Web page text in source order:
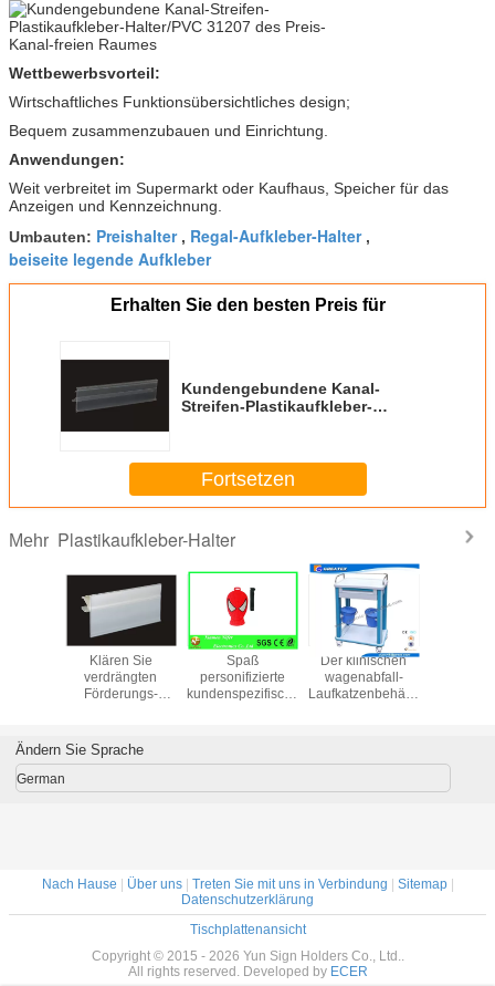
Wettbewerbsvorteil:
Wirtschaftliches Funktionsübersichtliches design;
Bequem zusammenzubauen und Einrichtung.
Anwendungen:
Weit verbreitet im Supermarkt oder Kaufhaus, Speicher für das
Anzeigen und Kennzeichnung.
Umbauten: Preishalter, Regal-Aufkleber-Halter,
beiseite legende Aufkleber
Erhalten Sie den besten Preis für
Kundengebundene Kanal-
Streifen-Plastikaufkleber-
Fortsetzen
Mehr Plastikaufkleber-Halter
31203
Klären Sie
verdrängten
Förderungs-
Plastikaufkleber-
Halter/Datenspur
Spaß
personifizierte
kundenspezifischen
Entwurf PVC-
Gepäckanhänger
Der klinischen
wagenabfall-
Laufkatzenbehälter
Mülleimer
Ändern Sie Sprache
German
Nach Hause Über uns| Treten Sie mit uns in Verbindung Sitemap|
Datenschutzerklärung
Tischplattenansicht
Copyright © 2015 - 2026 Yun Sign Holders Co., Ltd..
All rights reserved. Developed by ECER